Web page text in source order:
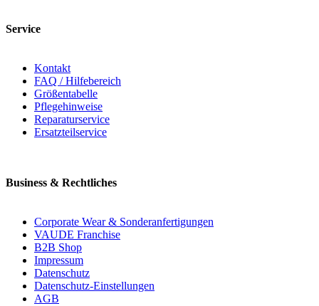
Service
Kontakt
FAQ / Hilfebereich
Größentabelle
Pflegehinweise
Reparaturservice
Ersatzteilservice
Business & Rechtliches
Corporate Wear & Sonderanfertigungen
VAUDE Franchise
B2B Shop
Impressum
Datenschutz
Datenschutz-Einstellungen
AGB